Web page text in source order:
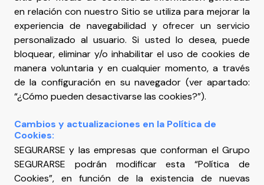
en relación con nuestro Sitio se utiliza para mejorar la
experiencia de navegabilidad y ofrecer un servicio
personalizado al usuario. Si usted lo desea, puede
bloquear, eliminar y/o inhabilitar el uso de cookies de
manera voluntaria y en cualquier momento, a través
de la configuración en su navegador (ver apartado:
“¿Cómo pueden desactivarse las cookies?”).
Cambios y actualizaciones en la Política de
Cookies:
SEGURARSE y las empresas que conforman el Grupo
SEGURARSE podrán modificar esta “Política de
Cookies”, en función de la existencia de nuevas